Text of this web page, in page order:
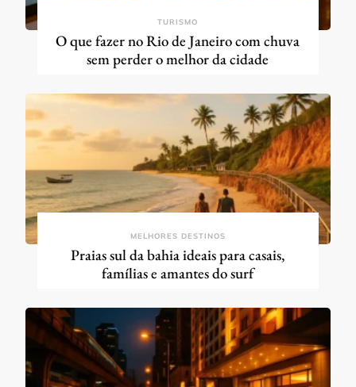
TURISMO
O que fazer no Rio de Janeiro com chuva
sem perder o melhor da cidade
MELHORES DESTINOS
Praias sul da bahia ideais para casais,
famílias e amantes do surf